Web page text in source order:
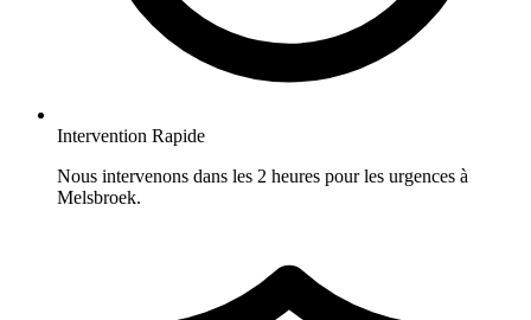
Intervention Rapide
Nous intervenons dans les 2 heures pour les urgences à
Melsbroek.